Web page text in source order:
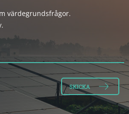
värdegrundsfrågor.